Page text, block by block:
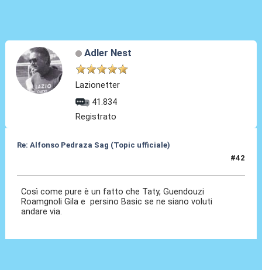
Adler Nest
Lazionetter
41.834
Registrato
Re: Alfonso Pedraza Sag (Topic ufficiale)
#42
Così come pure è un fatto che Taty, Guendouzi
Roamgnoli Gila e persino Basic se ne siano voluti
andare via.